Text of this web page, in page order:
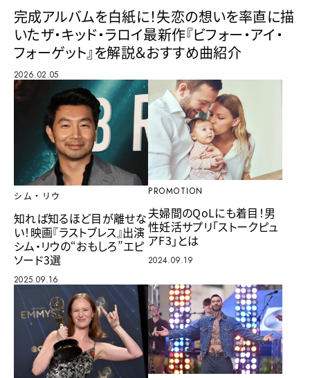
完成アルバムを白紙に！失恋の想いを率直に描
いたザ・キッド・ラロイ最新作『ビフォー・アイ・
フォーゲット』を解説＆おすすめ曲紹介
2026.02.05
シム・リウ
知れば知るほど目が離せな
い！映画『ラストブレス』出演
シム・リウの“おもしろ”エピ
ソード3選
2025.09.16
PROMOTION
夫婦間のQoLにも着目！男
性妊活サプリ「ストークピュ
アF3」とは
2024.09.19